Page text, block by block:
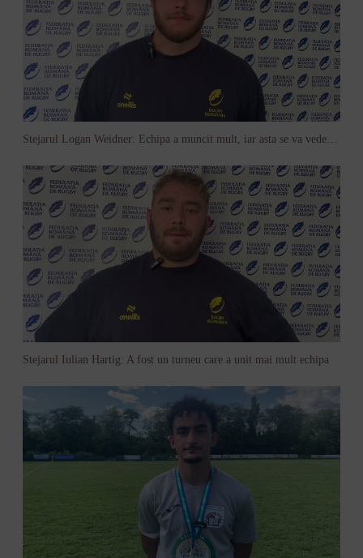
Stejarul Logan Weidner: Echipa a muncit mult, iar asta se va vedea în meciurile de la Nations Cup
Stejarul Iulian Hartig: A fost un turneu care a unit mai mult echipa